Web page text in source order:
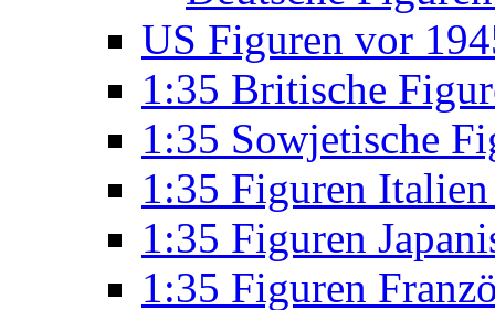
US Figuren vor
1:35 Britische
1:35 Sowjetische
1:35 Figuren
1:35 Figuren
1:35 Figuren